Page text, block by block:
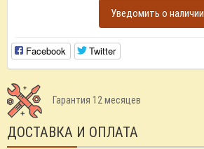
Уведомить о наличии
Facebook Twitter
Гарантия 12 месяцев
ДОСТАВКА И ОПЛАТА